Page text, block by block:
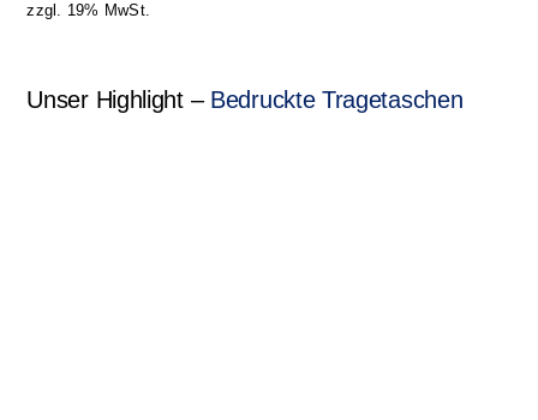
zzgl. 19% MwSt.
Unser Highlight – Bedruckte Tragetaschen